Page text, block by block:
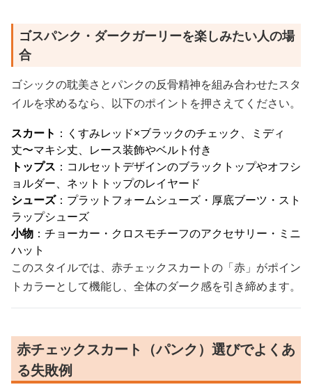
ゴスパンク・ダークガーリーを楽しみたい人の場
合
ゴシックの耽美さとパンクの反骨精神を組み合わせたスタ
イルを求めるなら、以下のポイントを押さえてください。
スカート ：くすみレッド×ブラックのチェック、ミディ
丈〜マキシ丈、レース装飾やベルト付き
トップス ：コルセットデザインのブラックトップやオフシ
ョルダー、ネットトップのレイヤード
シューズ：プラットフォームシューズ・厚底ブーツ・スト
ラップシューズ
小物 ：チョーカー・クロスモチーフのアクセサリー・ミニ
ハット
このスタイルでは、赤チェックスカートの「赤」がポイン
トカラーとして機能し、全体のダーク感を引き締めます。
赤チェックスカート（パンク）選びでよくあ
る失敗例